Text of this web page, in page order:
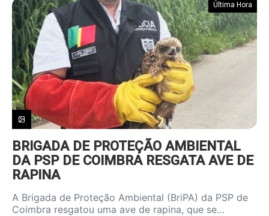
Última Hora
BRIGADA DE PROTEÇÃO AMBIENTAL
DA PSP DE COIMBRA RESGATA AVE DE
RAPINA
A Brigada de Proteção Ambiental (BriPA) da PSP de
Coimbra resgatou uma ave de rapina, que se…